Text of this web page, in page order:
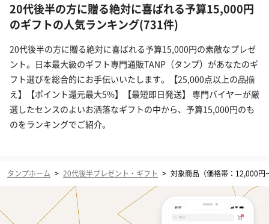
20代後半の方に贈る絶対に喜ばれる予算15,000円
のギフトの人気ランキング(731件)
20代後半の方に贈る絶対に喜ばれる予算15,000円の素敵なプレゼ
ント。日本最大級のギフト専門通販TANP（タンプ）があなたのギ
フト選びを総合的にお手伝いいたします。【25,000点以上の品揃
え】【ポイント還元最大5%】【最短即日発送】 専門バイヤーが厳
選したセンスのよいお洒落なギフトの中から、予算15,000円のも
のをランキングでご紹介。
タンプホーム > 20代後半プレゼント・ギフト > 対象商品（価格帯：12,000円